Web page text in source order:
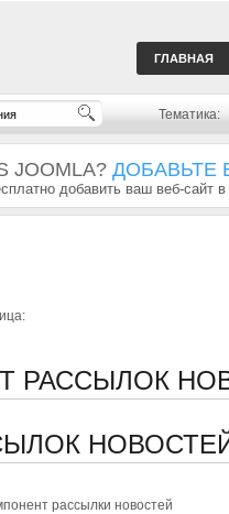
ГЛАВНАЯ
Тематика:
ДОБАВЬТЕ
добавить ваш веб-сайт
РАССЫЛОК
рассылки новостей